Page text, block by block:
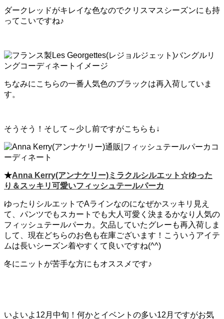
ダークレッドがキレイな色なのでクリスマスシーズンにも持
ってこいですね♪
ちなみにこちらの一番人気色のブラックは再入荷していま
す。
そうそう！そして～少し前ですがこちらも↓
★Anna Kerry(アンナケリー)ミラクルシルエット☆ゆった
り＆スッキリ可愛いフィッシュテールパーカ
ゆったりシルエットでAラインなのになぜかスッキリ見え
て、パンツでもスカートでも大人可愛く決まるかなり人気の
フィッシュテールパーカ。欠品していたグレーも再入荷しま
して、現在どちらのお色も在庫ございます！こういうアイテ
ムは長いシーズン着やすくて良いですね(^^)
冬にニットが苦手な方にもオススメです♪
いよいよ12月中旬！何かとイベントの多い12月ですがお気